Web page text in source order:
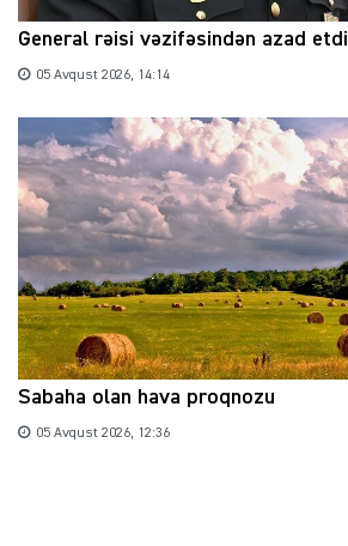
General rəisi vəzifəsindən azad etdi
05 Avqust 2026, 14:14
Sabaha olan hava proqnozu
05 Avqust 2026, 12:36